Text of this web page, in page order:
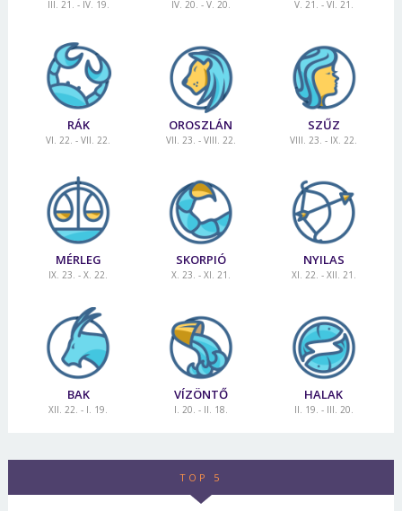
III. 21. - IV. 19. IV. 20. - V. 20. V. 21. - VI. 21.
RÁK
VI. 22. - VII. 22.
OROSZLÁN
VII. 23. - VIII. 22.
SZŰZ
VIII. 23. - IX. 22.
MÉRLEG
IX. 23. - X. 22.
SKORPIÓ
X. 23. - XI. 21.
NYILAS
XI. 22. - XII. 21.
BAK
XII. 22. - I. 19.
VÍZÖNTŐ
I. 20. - II. 18.
HALAK
II. 19. - III. 20.
TOP 5
Bejelentkezés